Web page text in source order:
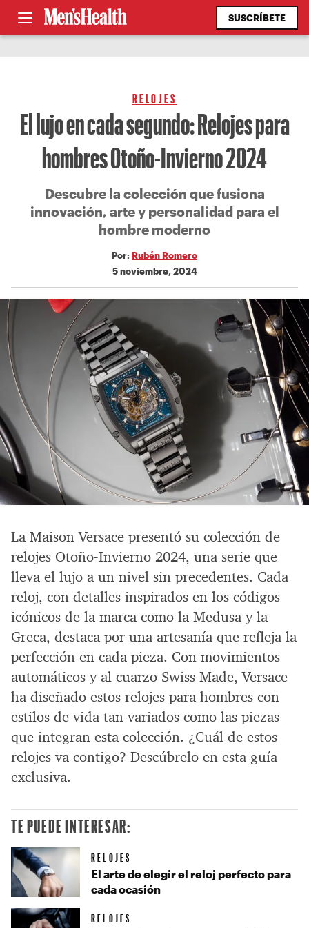
SUSCRÍBETE
RELOJES
El lujo en cada segundo: Relojes para
hombres Otoño-Invierno 2024
Descubre la colección que fusiona
innovación, arte y personalidad para el
hombre moderno
Por: Rubén Romero
5 noviembre, 2024
La Maison Versace presentó su colección de
relojes Otoño-Invierno 2024, una serie que
lleva el lujo a un nivel sin precedentes. Cada
reloj, con detalles inspirados en los códigos
icónicos de la marca como la Medusa y la
Greca, destaca por una artesanía que refleja la
perfección en cada pieza. Con movimientos
automáticos y al cuarzo Swiss Made, Versace
ha diseñado estos relojes para hombres con
estilos de vida tan variados como las piezas
que integran esta colección. ¿Cuál de estos
relojes va contigo? Descúbrelo en esta guía
exclusiva.
TE PUEDE INTERESAR:
RELOJES
El arte de elegir el reloj perfecto para
cada ocasión
RELOJES